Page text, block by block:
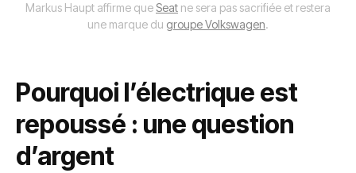
Markus Haupt affirme queSeat ne sera pas sacrifiée et restera
une marque du groupe Volkswagen.
Pourquoi l’électrique est
repoussé : une question
d’argent